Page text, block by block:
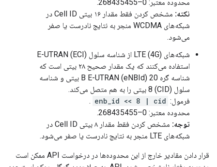
محدوده معتبر: 0–268435455.
نکته:
مشخص کردن فقط مقدار ۱۶ بیتی Cell ID در
شبکه‌های WCDMA منجر به نتایج نادرست یا صفر
می‌شود.
شبکه‌های LTE (4G) از شناسه سلول E-UTRAN (ECI)
استفاده می‌کنند که یک مقدار صحیح ۲۸ بیتی است که
شناسه گره B E-UTRAN (eNBId) 20 بیتی و شناسه
سلول (CID) 8 بیتی را به هم متصل می‌کند.
فرمول: enb_id << 8 | cid
.
محدوده معتبر: 0–268435455.
توجه:
مشخص کردن فقط مقدار ۸ بیتی Cell ID در
شبکه‌های LTE منجر به نتایج نادرست یا صفر می‌شود.
قرار دادن مقادیر خارج از این محدوده‌ها در درخواست API ممکن است